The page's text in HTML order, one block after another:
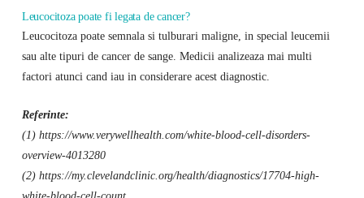
Leucocitoza poate fi legata de cancer?
‌Leucocitoza poate semnala si tulburari maligne, in special leucemii
sau alte tipuri de cancer de sange. Medicii analizeaza mai multi
factori atunci cand iau in considerare acest diagnostic.‌
Referinte:
(1) https://www.verywellhealth.com/white-blood-cell-disorders-
overview-4013280
(2) https://my.clevelandclinic.org/health/diagnostics/17704-high-
white-blood-cell-count